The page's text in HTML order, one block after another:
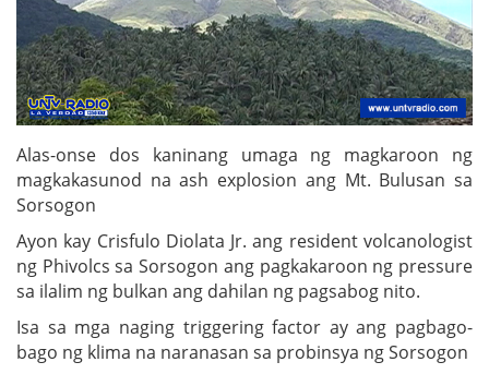
Alas-onse dos kaninang umaga ng magkaroon ng
magkakasunod na ash explosion ang Mt. Bulusan sa
Sorsogon
Ayon kay Crisfulo Diolata Jr. ang resident volcanologist
ng Phivolcs sa Sorsogon ang pagkakaroon ng pressure
sa ilalim ng bulkan ang dahilan ng pagsabog nito.
Isa sa mga naging triggering factor ay ang pagbago-
bago ng klima na naranasan sa probinsya ng Sorsogon